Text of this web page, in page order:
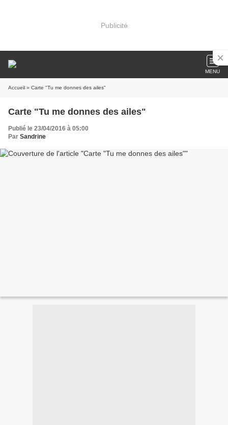
Publicité
MENU
Accueil » Carte "Tu me donnes des ailes"
Carte "Tu me donnes des ailes"
Publié le 23/04/2016 à 05:00
Par Sandrine